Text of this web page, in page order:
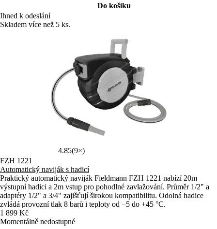
Do košíku
Ihned k odeslání
Skladem více než 5 ks.
4.85(9×)
FZH 1221
Automatický naviják s hadicí
Praktický automatický naviják Fieldmann FZH 1221 nabízí 20m
výstupní hadici a 2m vstup pro pohodlné zavlažování. Průměr 1/2" a
adaptéry 1/2" a 3/4" zajišťují širokou kompatibilitu. Odolná hadice
zvládá provozní tlak 8 barů i teploty od −5 do +45 °C.
1 899 Kč
Momentálně nedostupné